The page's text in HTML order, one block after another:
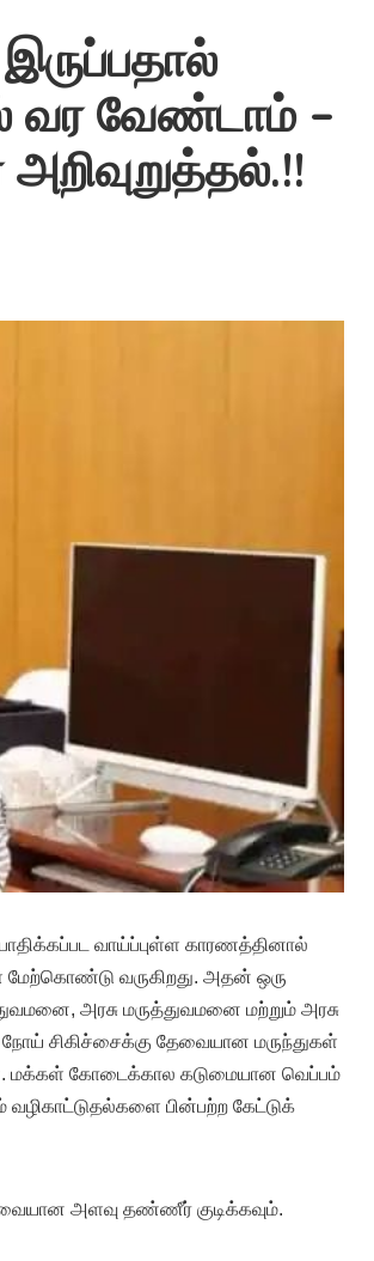
வர வேண்டாம் –
அறிவுறுத்தல்.!!
வாய்ப்புள்ள காரணத்தினால்
மேற்கொண்டு வருகிறது. அதன் ஒரு
அரசு மருத்துவமனை மற்றும் அரசு
சிகிச்சைக்கு தேவையான மருந்துகள்
மக்கள் கோடைக்கால கடுமையான வெப்பம்
வழிகாட்டுதல்களை பின்பற்ற கேட்டுக்
அளவு தண்ணீர் குடிக்கவும்.